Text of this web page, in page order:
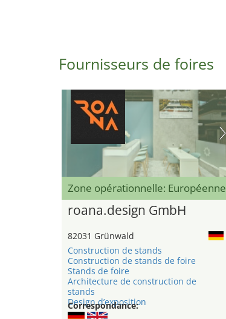
Fournisseurs de foires
Zone opérationnelle: Européenne
roana.design GmbH
82031 Grünwald
Construction de stands
Construction de stands de foire
Stands de foire
Architecture de construction de
stands
Design d’exposition
Correspondance: